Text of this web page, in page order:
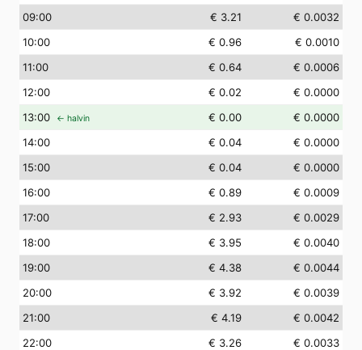
09:00 € 3.21
€ 0.0032
10:00 € 0.96
€ 0.0010
11:00 € 0.64
€ 0.0006
12:00 € 0.02
€ 0.0000
13:00 ← halvin € 0.00
€ 0.0000
14:00 € 0.04
€ 0.0000
15:00 € 0.04
€ 0.0000
16:00 € 0.89
€ 0.0009
17:00 € 2.93
€ 0.0029
18:00 € 3.95
€ 0.0040
19:00 € 4.38
€ 0.0044
20:00 € 3.92
€ 0.0039
21:00 € 4.19
€ 0.0042
22:00 € 3.26
€ 0.0033